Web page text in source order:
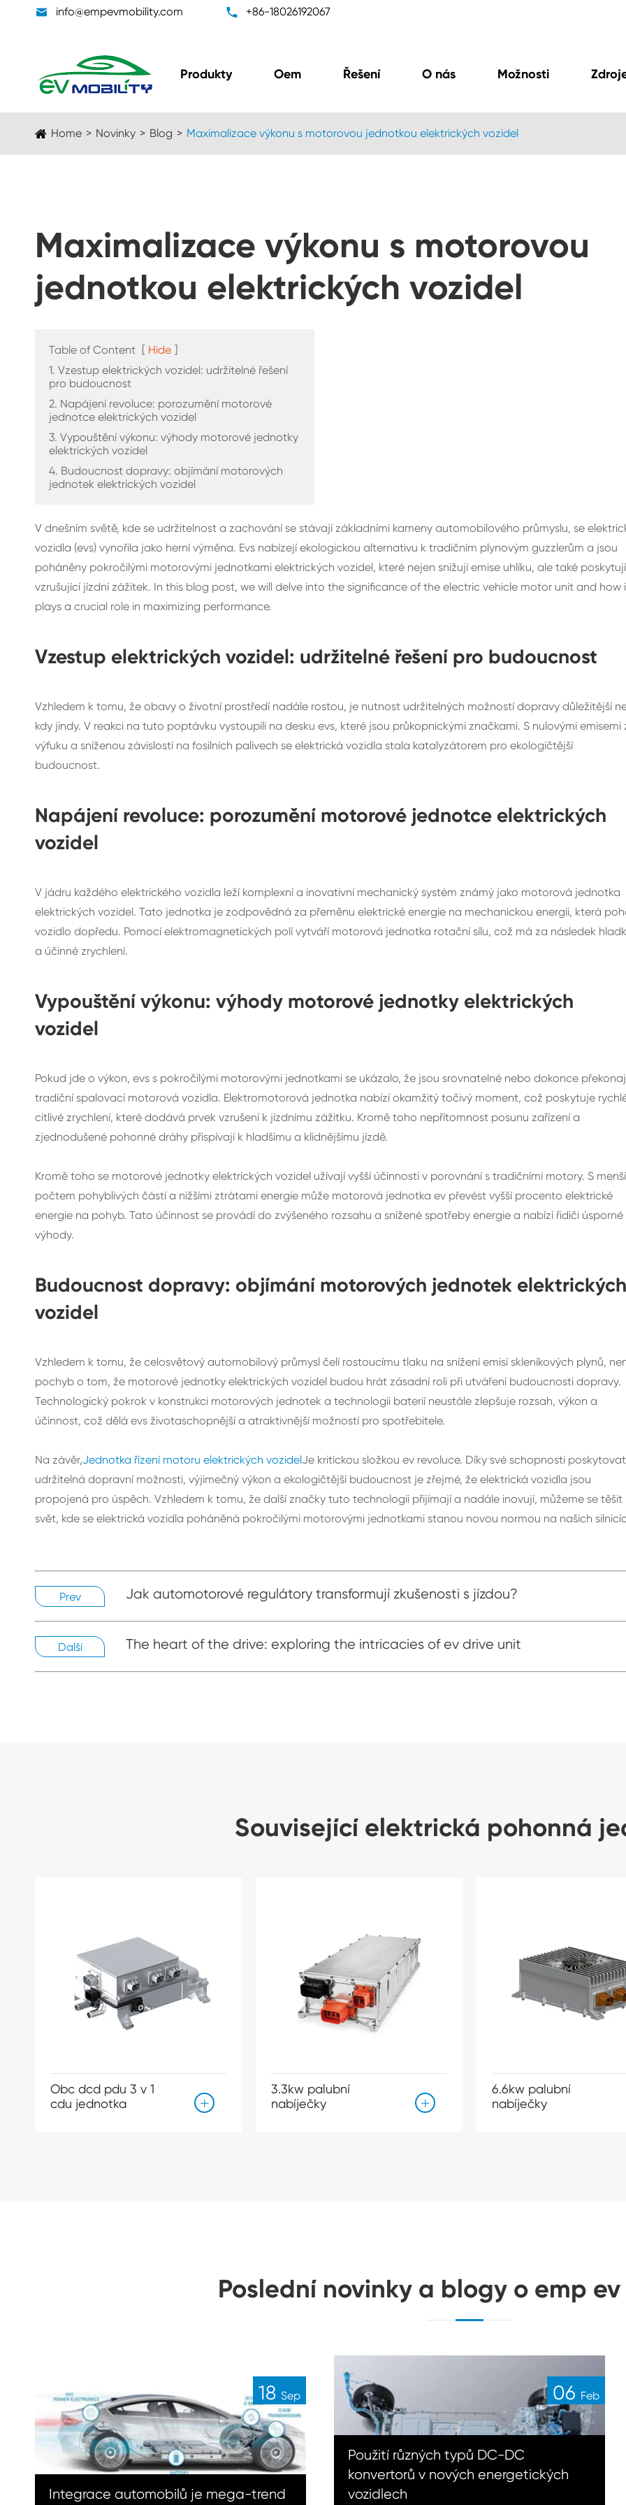
 info@empevmobility.com  +86-18026192067
Produkty
Jednotek konvertoru
dc/dc
Palubní nabíječka
(jednotka obc)
Ovládací jednotka
1.5kw dc/dc konvertor
Oem Řešení O nás Možnosti
Home Novinky Blog Maximalizace výkonu s motorovou jednotkou elektrických vozidel
Maximalizace výkonu s motorovou
jednotkou elektrických vozidel
Table of Content [ Hide ]
1. Vzestup elektrických vozidel: udržitelné řešení
pro budoucnost
2. Napájení revoluce: porozumění motorové
jednotce elektrických vozidel
3. Vypouštění výkonu: výhody motorové jednotky
elektrických vozidel
4. Budoucnost dopravy: objímání motorových
jednotek elektrických vozidel
V dnešním světě, kde se udržitelnost a zachování se stávají základními kameny automobilového průmyslu, se
vozidla (evs) vynořila jako herní výměna. Evs nabízejí ekologickou alternativu k tradičním plynovým guzzlerům a jsou
poháněny pokročilými motorovými jednotkami elektrických vozidel, které nejen snižují emise uhlíku, ale také poskytují
vzrušující jízdní zážitek. In this blog post, we will delve into the significance of the electric vehicle motor unit and how
plays a crucial role in maximizing performance.
Vzestup elektrických vozidel: udržitelné řešení pro budoucnost
Vzhledem k tomu, že obavy o životní prostředí nadále rostou, je nutnost udržitelných možností dopravy důležitější
kdy jindy. V reakci na tuto poptávku vystoupili na desku evs, které jsou průkopnickými značkami. S nulovými emisemi
výfuku a sníženou závislostí na fosilních palivech se elektrická vozidla stala katalyzátorem pro ekologičtější
budoucnost.
Napájení revoluce: porozumění motorové jednotce elektrických
vozidel
V jádru každého elektrického vozidla leží komplexní a inovativní mechanický systém známý jako motorová jednotka
elektrických vozidel. Tato jednotka je zodpovědná za přeměnu elektrické energie na mechanickou energii, která
vozidlo dopředu. Pomocí elektromagnetických polí vytváří motorová jednotka rotační sílu, což má za následek
a účinné zrychlení.
Vypouštění výkonu: výhody motorové jednotky elektrických
vozidel
Pokud jde o výkon, evs s pokročilými motorovými jednotkami se ukázalo, že jsou srovnatelné nebo dokonce
tradiční spalovací motorová vozidla. Elektromotorová jednotka nabízí okamžitý točivý moment, což poskytuje
citlivé zrychlení, které dodává prvek vzrušení k jízdnímu zážitku. Kromě toho nepřítomnost posunu zařízení a
zjednodušené pohonné dráhy přispívají k hladšímu a klidnějšímu jízdě.
Kromě toho se motorové jednotky elektrických vozidel užívají vyšší účinnosti v porovnání s tradičními motory. S
počtem pohyblivých částí a nižšími ztrátami energie může motorová jednotka ev převést vyšší procento elektrické
energie na pohyb. Tato účinnost se provádí do zvýšeného rozsahu a snížené spotřeby energie a nabízí řidiči úsporné
výhody.
Budoucnost dopravy: objímání motorových jednotek elektrických
vozidel
Vzhledem k tomu, že celosvětový automobilový průmysl čelí rostoucímu tlaku na snížení emisí skleníkových plynů,
pochyb o tom, že motorové jednotky elektrických vozidel budou hrát zásadní roli při utváření budoucnosti dopravy.
Technologický pokrok v konstrukci motorových jednotek a technologii baterií neustále zlepšuje rozsah, výkon a
účinnost, což dělá evs životaschopnější a atraktivnější možností pro spotřebitele.
Na závěr,Jednotka řízení motoru elektrických vozidelJe kritickou složkou ev revoluce. Díky své schopnosti poskytovat
udržitelná dopravní možnosti, výjimečný výkon a ekologičtější budoucnost je zřejmé, že elektrická vozidla jsou
propojená pro úspěch. Vzhledem k tomu, že další značky tuto technologii přijímají a nadále inovují, můžeme se těšit
svět, kde se elektrická vozidla poháněná pokročilými motorovými jednotkami stanou novou normou na našich
Prev Jak automotorové regulátory transformují zkušenosti s jízdou?
Další The heart of the drive: exploring the intricacies of ev drive unit
Související elektrická pohonná
Obc dcd pdu 3 v 1
cdu jednotka

3.3kw palubní
nabíječky

6.6kw palubní
nabíječky
Poslední novinky a blogy o emp
18 Sep
Integrace automobilů je mega-trend
06 Feb
Použití různých typů DC-DC
konvertorů v nových energetických
vozidlech